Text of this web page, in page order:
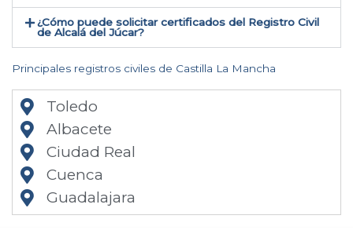
¿Cómo puede solicitar certificados del Registro Civil
de Alcalá del Júcar​?
Principales registros civiles de Castilla La Mancha
Toledo
Albacete
Ciudad Real
Cuenca
Guadalajara